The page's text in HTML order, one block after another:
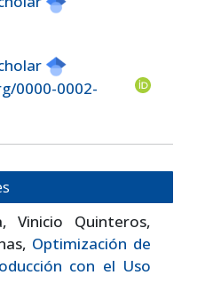
0000-0002-
Vinicio Quinteros,
Optimización de
con el Uso